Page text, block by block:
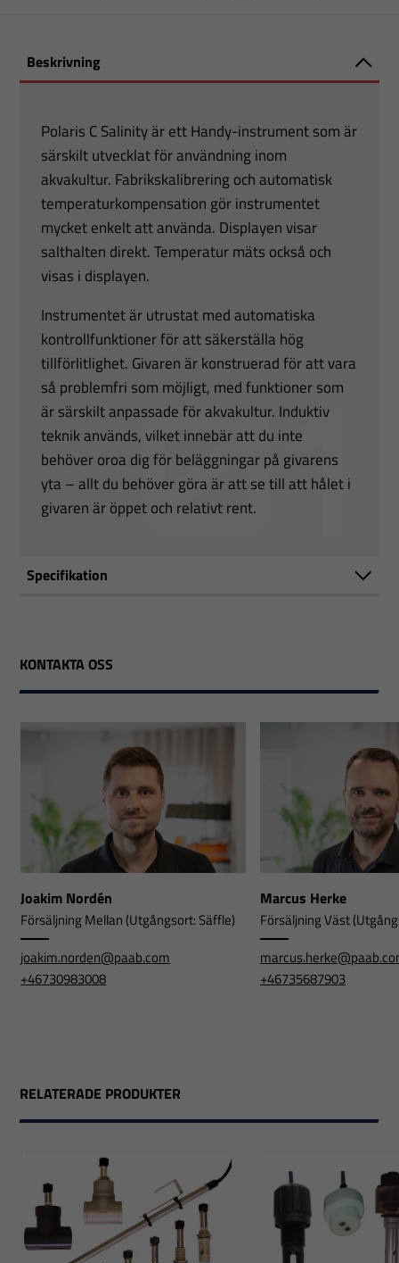
Beskrivning
Polaris C Salinity är ett Handy-instrument som är
särskilt utvecklat för användning inom
akvakultur. Fabrikskalibrering och automatisk
temperaturkompensation gör instrumentet
mycket enkelt att använda. Displayen visar
salthalten direkt. Temperatur mäts också och
visas i displayen.
Instrumentet är utrustat med automatiska
kontrollfunktioner för att säkerställa hög
tillförlitlighet. Givaren är konstruerad för att vara
så problemfri som möjligt, med funktioner som
är särskilt anpassade för akvakultur. Induktiv
teknik används, vilket innebär att du inte
behöver oroa dig för beläggningar på givarens
yta – allt du behöver göra är att se till att hålet i
givaren är öppet och relativt rent.
Specifikation
KONTAKTA OSS
Joakim Nordén
Försäljning Mellan (Utgångsort: Säffle)
joakim.norden@paab.com
+46730983008
Marcus Herke
Försäljning Väst
+46735687903
RELATERADE PRODUKTER